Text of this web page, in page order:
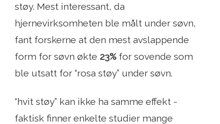
støy. Mest interessant, da
hjernevirksomheten ble målt under søvn,
fant forskerne at den mest avslappende
form for søvn økte 23% for sovende som
ble utsatt for “rosa støy” under søvn.
“hvit støy” kan ikke ha samme effekt -
faktisk finner enkelte studier mange